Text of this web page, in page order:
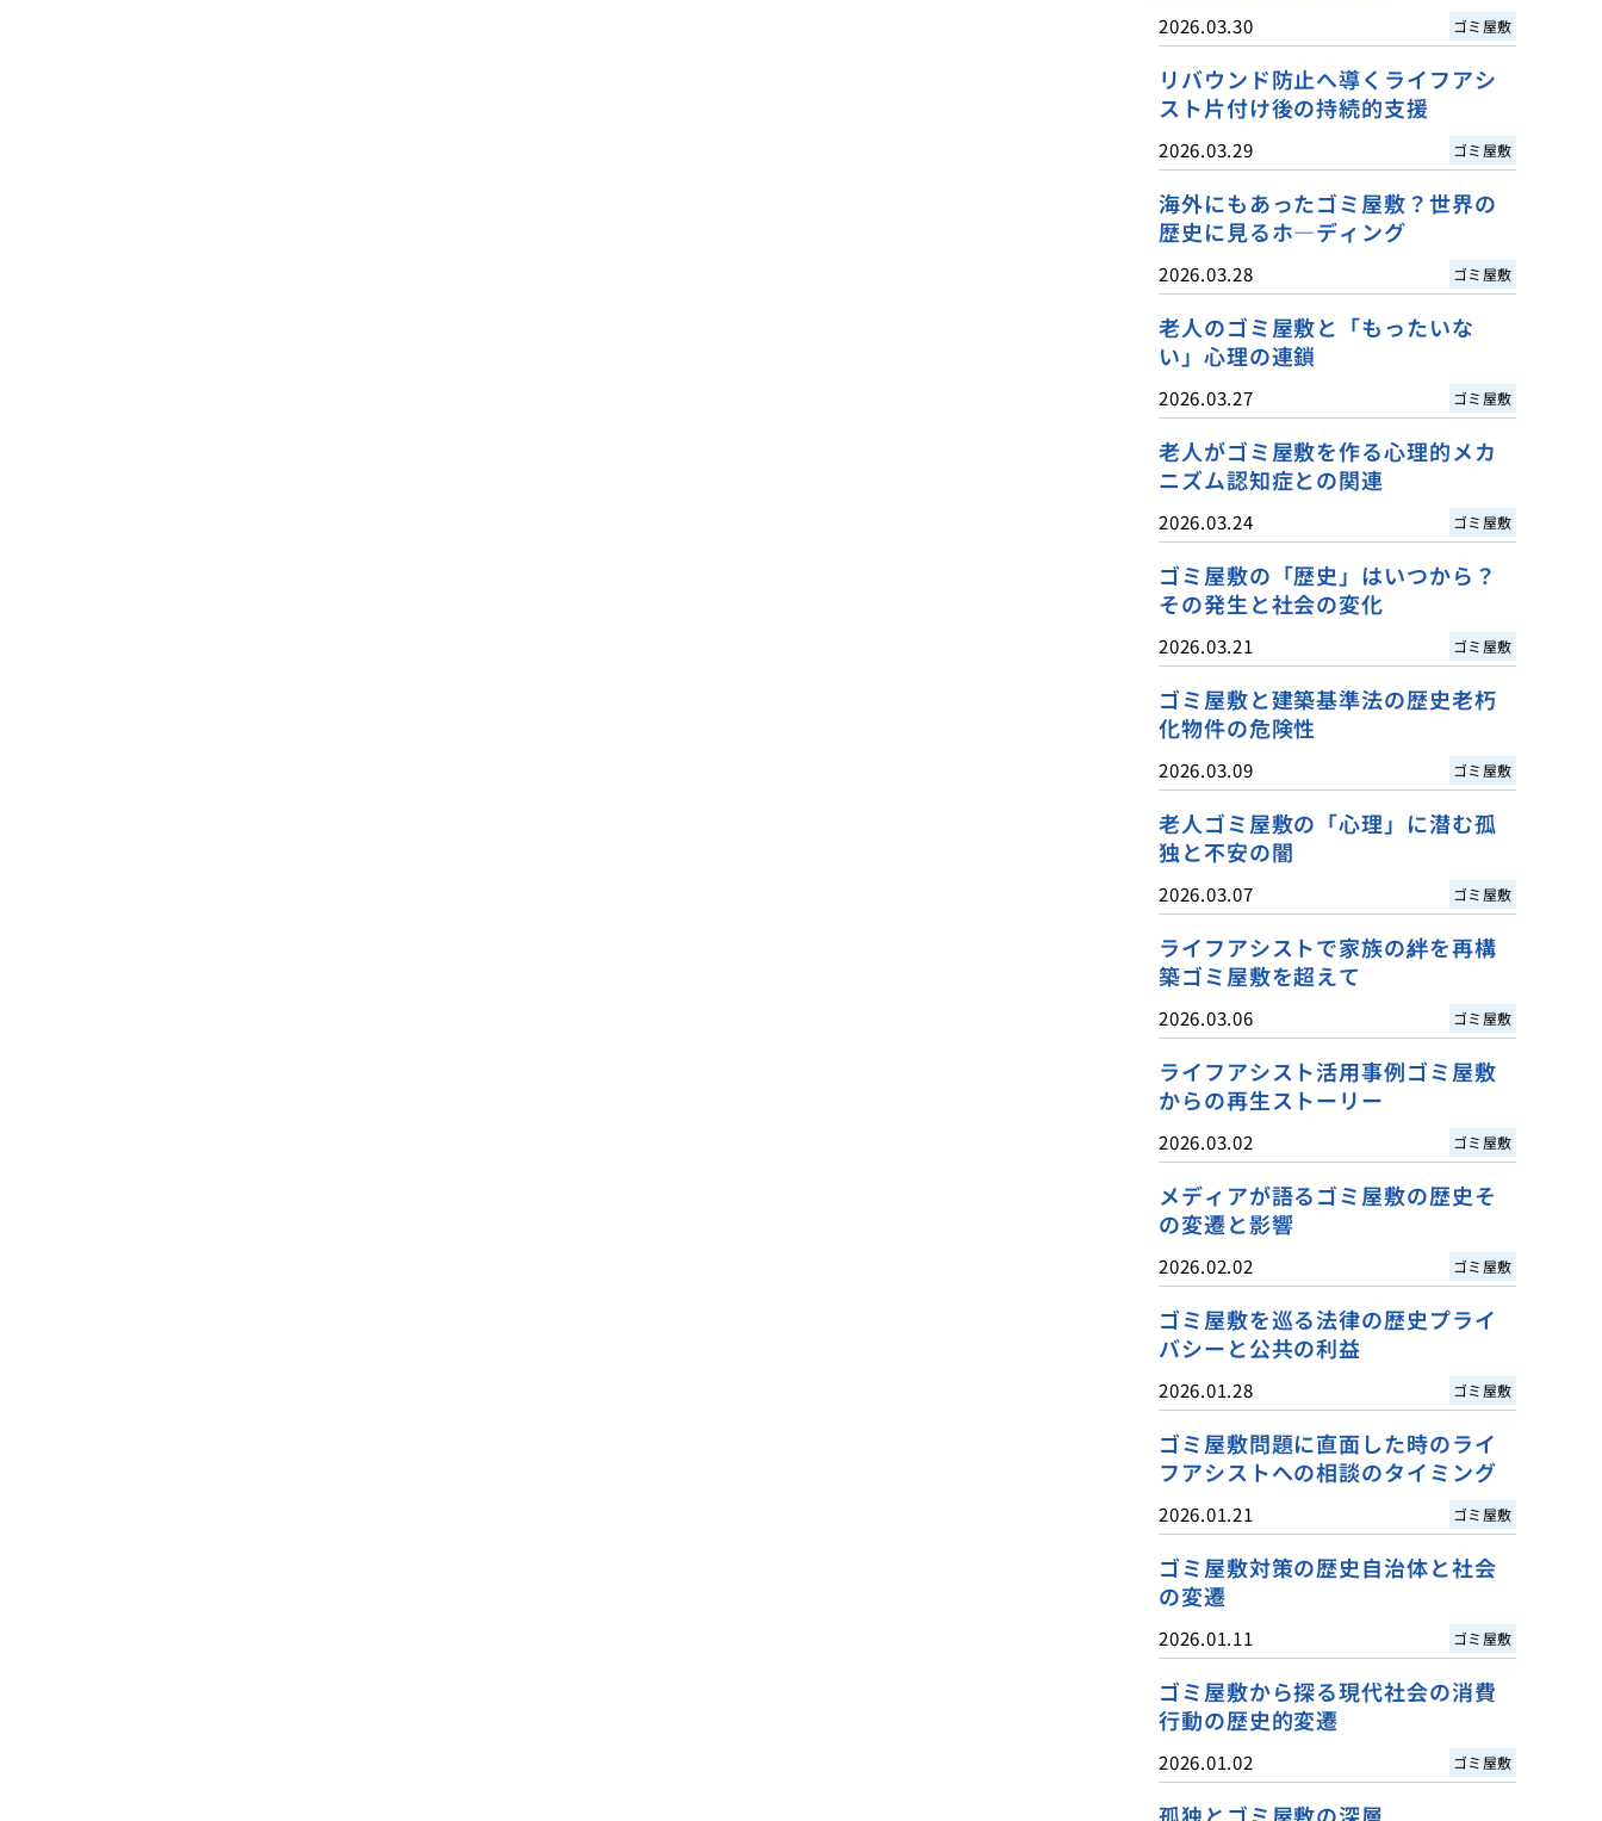
2026.03.30 ゴミ屋敷
リバウンド防止へ導くライフアシ
スト片付け後の持続的支援
2026.03.29 ゴミ屋敷
海外にもあったゴミ屋敷？世界の
歴史に見るホ―ディング
2026.03.28 ゴミ屋敷
老人のゴミ屋敷と「もったいな
い」心理の連鎖
2026.03.27 ゴミ屋敷
老人がゴミ屋敷を作る心理的メカ
ニズム認知症との関連
2026.03.24 ゴミ屋敷
ゴミ屋敷の「歴史」はいつから？
その発生と社会の変化
2026.03.21 ゴミ屋敷
ゴミ屋敷と建築基準法の歴史老朽
化物件の危険性
2026.03.09 ゴミ屋敷
老人ゴミ屋敷の「心理」に潜む孤
独と不安の闇
2026.03.07 ゴミ屋敷
ライフアシストで家族の絆を再構
築ゴミ屋敷を超えて
2026.03.06 ゴミ屋敷
ライフアシスト活用事例ゴミ屋敷
からの再生ストーリー
2026.03.02 ゴミ屋敷
メディアが語るゴミ屋敷の歴史そ
の変遷と影響
2026.02.02 ゴミ屋敷
ゴミ屋敷を巡る法律の歴史プライ
バシーと公共の利益
2026.01.28 ゴミ屋敷
ゴミ屋敷問題に直面した時のライ
フアシストへの相談のタイミング
2026.01.21 ゴミ屋敷
ゴミ屋敷対策の歴史自治体と社会
の変遷
2026.01.11 ゴミ屋敷
ゴミ屋敷から探る現代社会の消費
行動の歴史的変遷
2026.01.02 ゴミ屋敷